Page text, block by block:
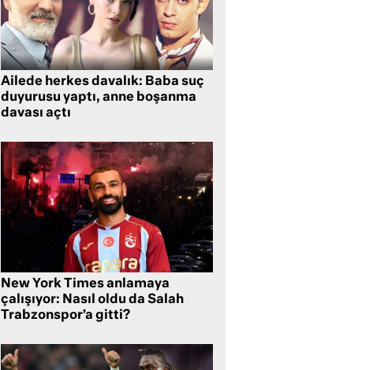
Ailede herkes davalık: Baba suç
duyurusu yaptı, anne boşanma
davası açtı
New York Times anlamaya
çalışıyor: Nasıl oldu da Salah
Trabzonspor’a gitti?